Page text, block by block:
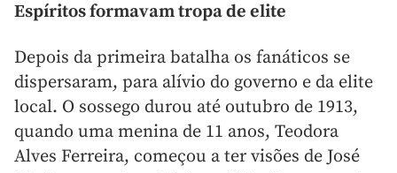
Espíritos formavam tropa de elite
Depois da primeira batalha os fanáticos se
dispersaram, para alívio do governo e da elite
local. O sossego durou até outubro de 1913,
quando uma menina de 11 anos, Teodora
Alves Ferreira, começou a ter visões de José